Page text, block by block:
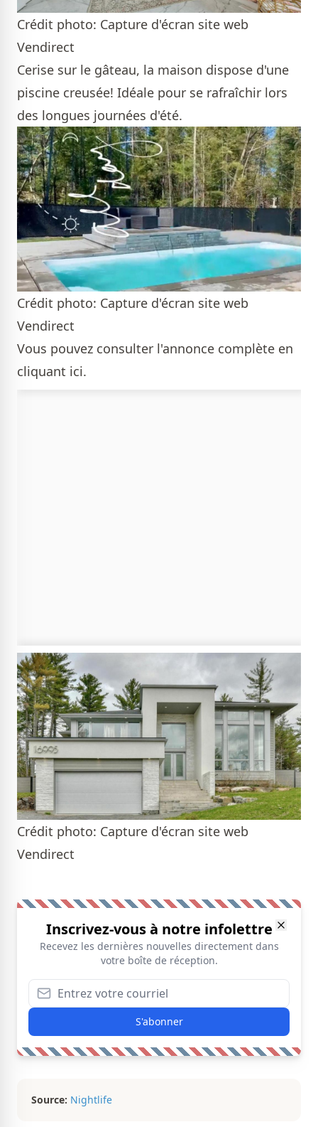
Crédit photo: Capture d'écran site web
Vendirect
Cerise sur le gâteau, la maison dispose d'une
piscine creusée! Idéale pour se rafraîchir lors
des longues journées d'été.
Crédit photo: Capture d'écran site web
Vendirect
Vous pouvez consulter l'annonce complète en
cliquant ici.
Crédit photo: Capture d'écran site web
Vendirect
Inscrivez-vous à notre infolettre
Recevez les dernières nouvelles directement dans
votre boîte de réception.
S'abonner
Source: Nightlife